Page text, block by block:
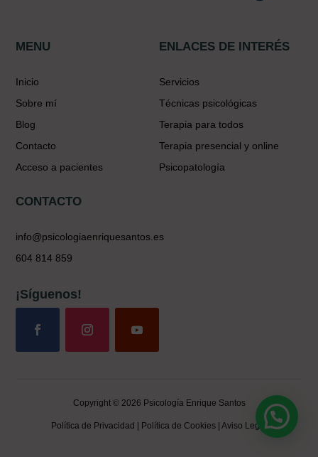
MENU
Inicio
Sobre mí
Blog
Contacto
Acceso a pacientes
ENLACES DE INTERÉS
Servicios
Técnicas psicológicas
Terapia para todos
Terapia presencial y online
Psicopatología
CONTACTO
info@psicologiaenriquesantos.es
604 814 859
¡Síguenos!
Copyright © 2026 Psicología Enrique Santos
Política de Privacidad | Política de Cookies | Aviso Legal